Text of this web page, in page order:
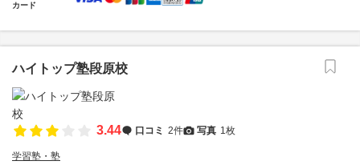
カード
ハイトップ塾段原校
3.44 口コミ 2件 写真 1枚
学習塾・塾